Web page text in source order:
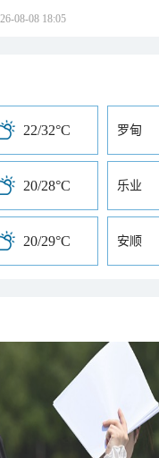
08-08 18:05
22/32°C 罗甸
20/28°C 乐业
20/29°C 安顺